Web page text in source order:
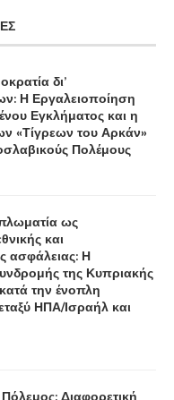
δι’
Η Εργαλειοποίηση
Εγκλήματος και η
«Τίγρεων του Αρκάν»
Πολέμους
ως
και
ασφάλειας: Η
της Κυπριακής
την ένοπλη
ΗΠΑ/Ισραήλ και